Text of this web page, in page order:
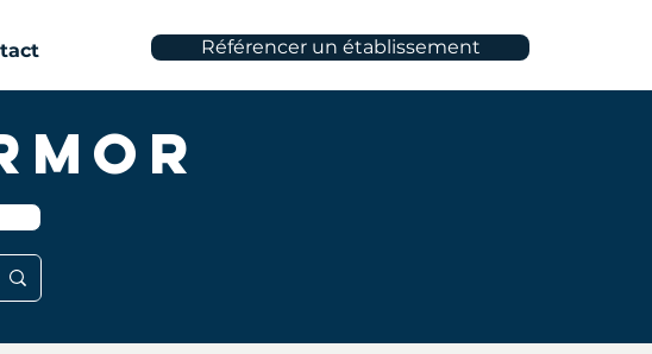
Référencer un établissement